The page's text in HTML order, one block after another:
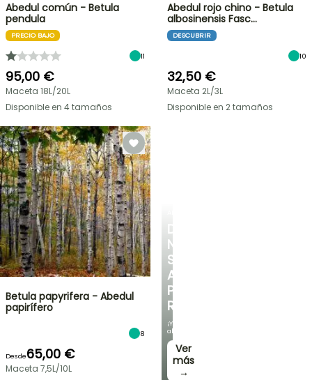
DESCUBRE
NUESTRA
SELECCIÓN
A
PRECIOS
REDUCIDOS
¡Y
ahorra!
Ver
más
→
Abedul común - Betula
pendula
PRECIO BAJO
11
95,00 €
Maceta 18L/20L
Disponible en 4 tamaños
Abedul rojo chino - Betula
albosinensis Fasc…
DESCUBRIR
10
32,50 €
Maceta 2L/3L
Disponible en 2 tamaños
Betula papyrifera - Abedul
papirífero​
8
Desde65,00 €
Maceta 7,5L/10L